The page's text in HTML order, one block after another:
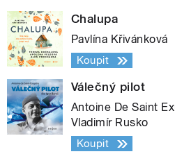
Chalupa
Pavlína Křivánková
Koupit
Válečný pilot
Antoine De Saint
Vladimír Rusko
Koupit